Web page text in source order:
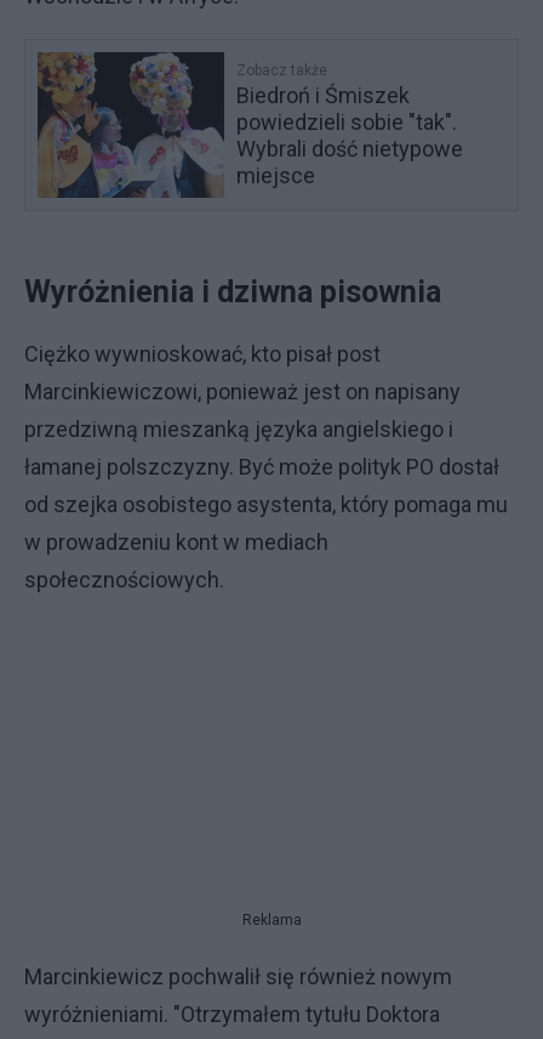
Zobacz także
Biedroń i Śmiszek
powiedzieli sobie "tak".
Wybrali dość nietypowe
miejsce
Wyróżnienia i dziwna pisownia
Ciężko wywnioskować, kto pisał post
Marcinkiewiczowi, ponieważ jest on napisany
przedziwną mieszanką języka angielskiego i
łamanej polszczyzny. Być może polityk PO dostał
od szejka osobistego asystenta, który pomaga mu
w prowadzeniu kont w mediach
społecznościowych.
Reklama
Marcinkiewicz pochwalił się również nowym
wyróżnieniami. "Otrzymałem tytułu Doktora